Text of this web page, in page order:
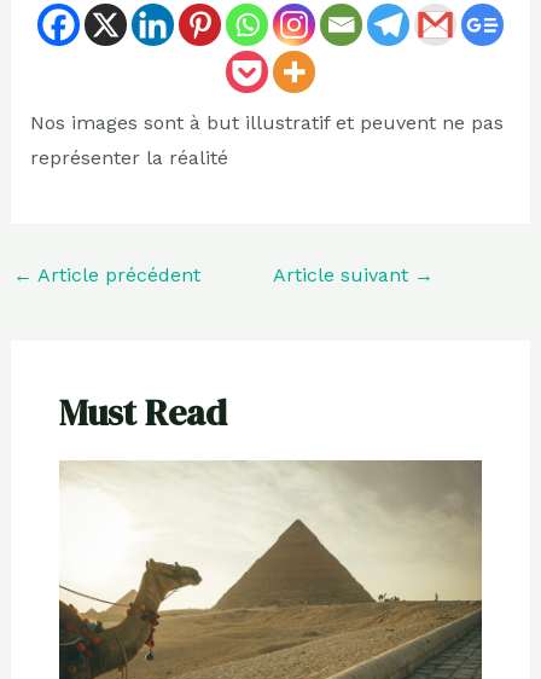
Nos images sont à but illustratif et peuvent ne pas
représenter la réalité
← Article précédent Article suivant →
Must Read